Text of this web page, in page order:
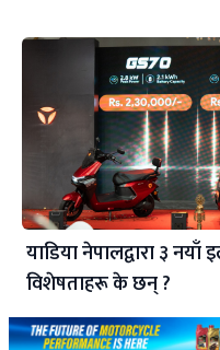
याडिया नेपालद्वारा ३
विशेषताहरू के छन् ?